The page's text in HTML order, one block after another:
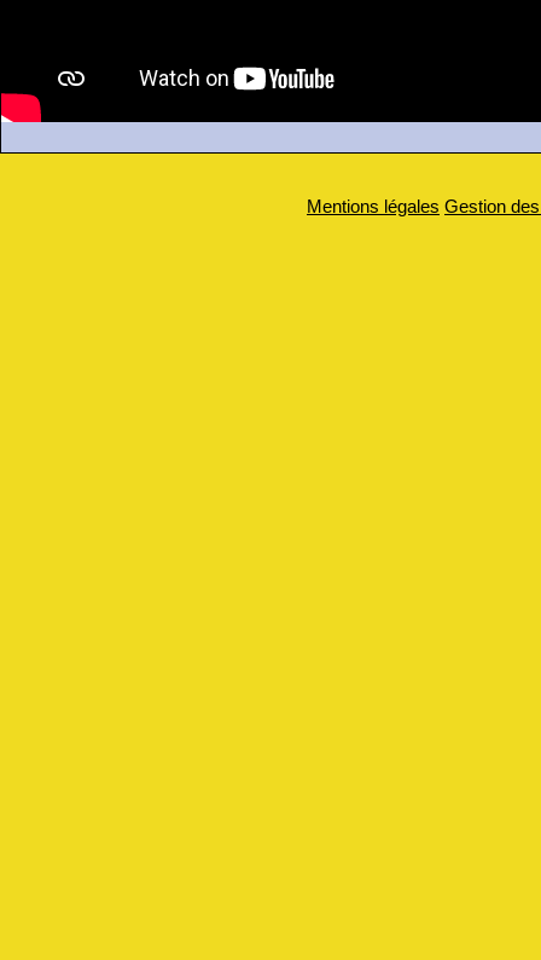
Mentions légales Gestion